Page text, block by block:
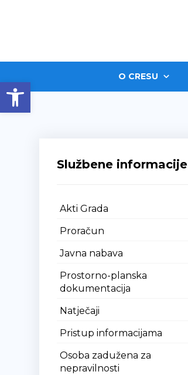
Open toolbarO CRESU
Službene informacije
Akti Grada
Proračun
Javna nabava
Prostorno-planska
dokumentacija
Natječaji
Pristup informacijama
Osoba zadužena za
nepravilnosti